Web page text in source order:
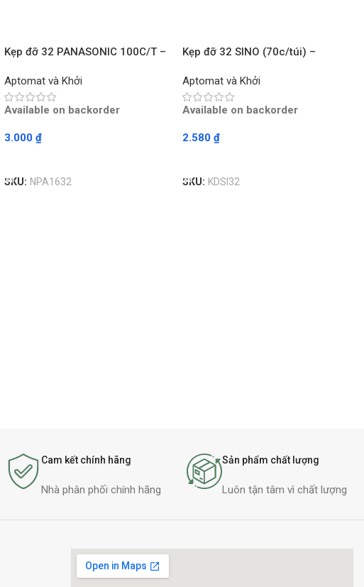
Kẹp đỡ 32 PANASONIC 100C/T –
Aptomat và Khởi
Available on backorder
3.000₫
SKU: NPA1632
Kẹp đỡ 32 SINO (70c/túi) –
Aptomat và Khởi
Available on backorder
2.580₫
SKU: KDSI32
Cam kết chính hãng
Nhà phân phối chính hãng
Sản phẩm chất lượng
Luôn tận tâm vì chất lượng